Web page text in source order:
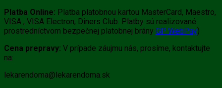
Platba Online: Platba platobnou kartou MasterCard, Maestro,
VISA , VISA Electron, Diners Club. Platby sú realizované
prostredníctvom bezpečnej platobnej brány GP WebPay)
Cena prepravy: V prípade záujmu nás, prosíme, kontaktujte
na:
lekarendoma@lekarendoma.sk